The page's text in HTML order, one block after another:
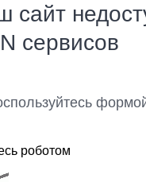
сайт
сервисов
роботом